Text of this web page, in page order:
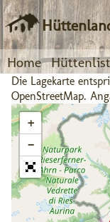
Home
Die Lagekarte
OpenStreetMap.
+
−